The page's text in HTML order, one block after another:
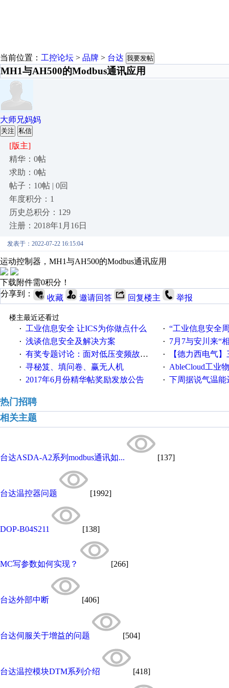
当前位置： 工控论坛 > 品牌 > 台达 我要发帖
MH1与AH500的Modbus通讯应用
大师兄妈妈
关注 私信
[版主]
精华：0帖
求助：0帖
帖子：10帖 | 0回
年度积分：1
历史总积分：129
注册：2018年1月16日
发表于：2022-07-22 16:15:04
运动控制器，MH1与AH500的Modbus通讯应用
下载附件需0积分！
分享到：
收藏 邀请回答 回复楼主 举报
楼主最近还看过
·
工业信息安全 让ICS为你做点什么 · “工业信息安全周之我见”
· 浅谈信息安全及解决方案 · 7月7与安川来“
· 有奖专题讨论：面对低压变频故障，老手是这样解决的！ · 【德力西电气】三
· 寻秘笈、填问卷、赢无人机 · AbleCloud工业物联
· 2017年6月份精华帖奖励发放公告 · 下周据说气温能
热门招聘
相关主题
台达ASDA-A2系列modbus通讯如... [137]
台达温控器问题 [1992]
DOP-B04S211 [138]
MC写参数如何实现？ [266]
台达外部中断 [406]
台达伺服关于增益的问题 [504]
台达温控模块DTM系列介绍 [418]